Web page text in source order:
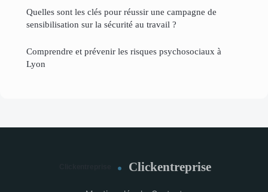
Quelles sont les clés pour réussir une campagne de
sensibilisation sur la sécurité au travail ?
Comprendre et prévenir les risques psychosociaux à
Lyon
Clickentreprise